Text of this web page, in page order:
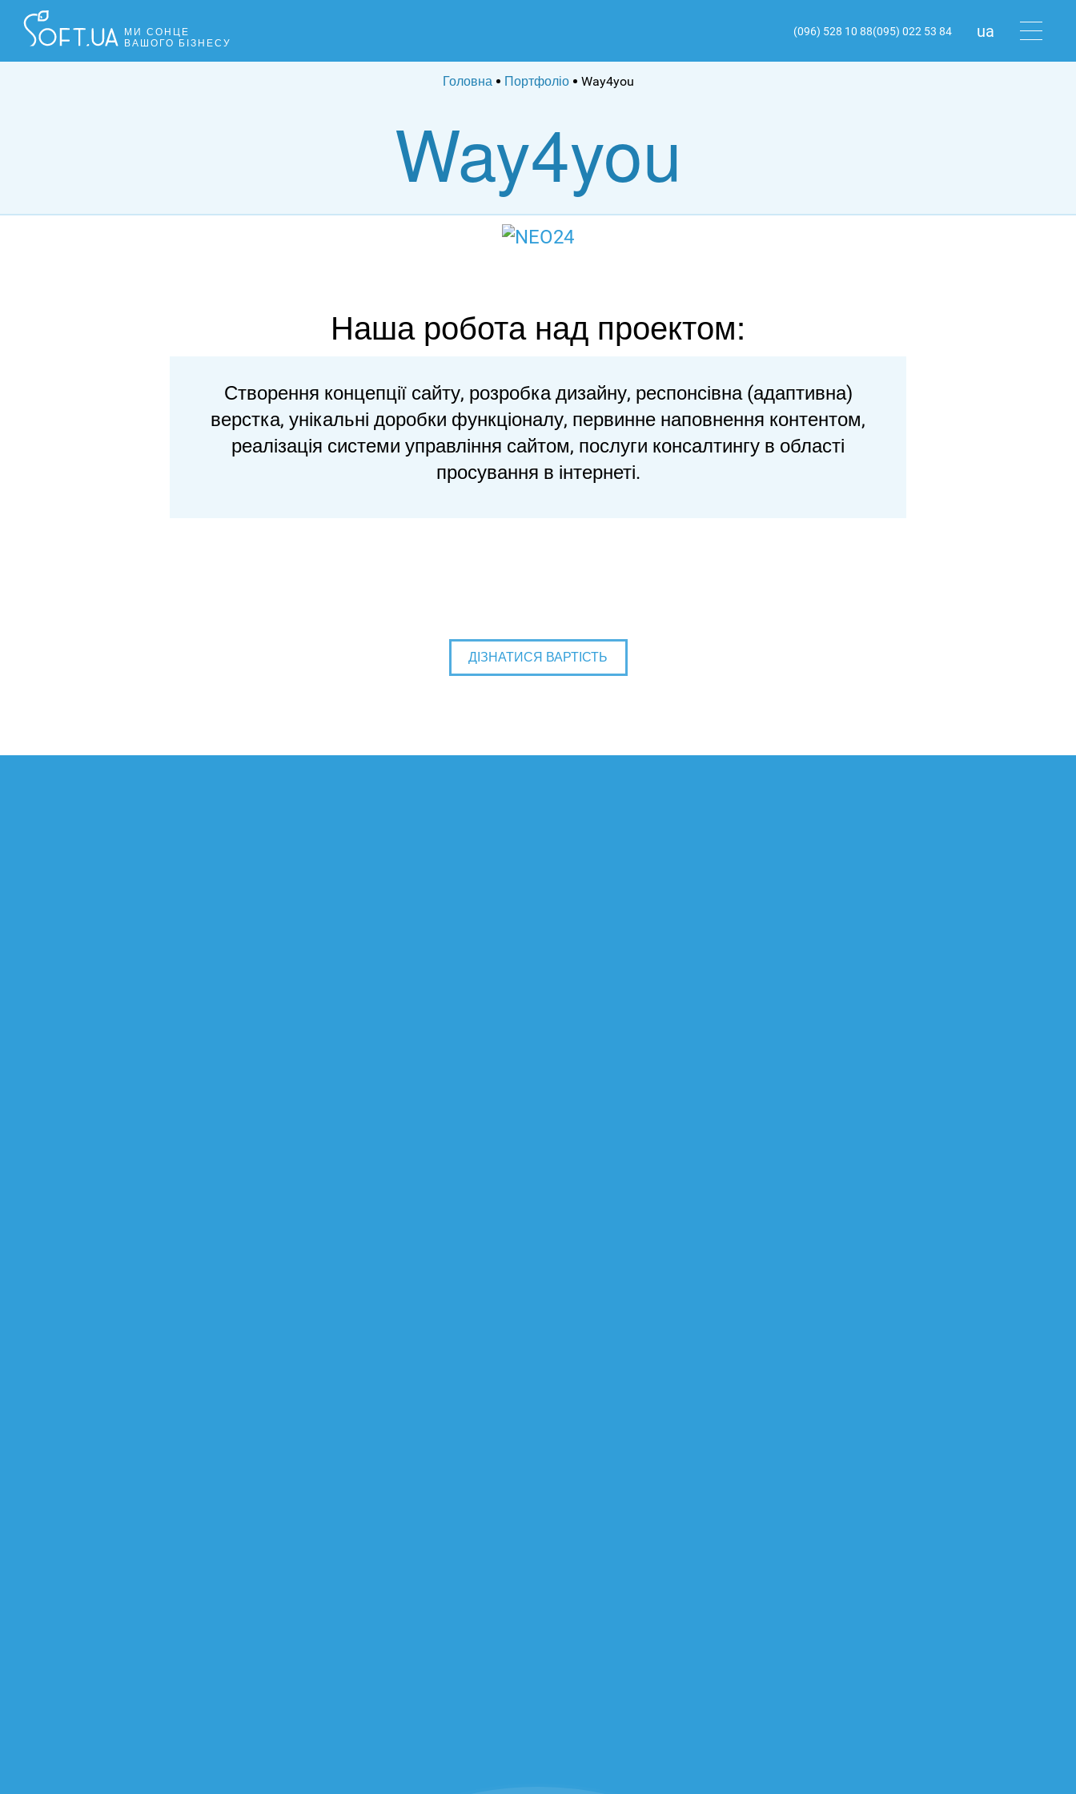
МИ СОНЦЕ
ВАШОГО БІЗНЕСУ
(096) 528 10 88(095) 022 53 84
ua
Головна Портфоліо Way4you
Way4you
Наша робота над проектом:
Створення концепції сайту, розробка дизайну, респонсівна (адаптивна)
верстка, унікальні доробки функціоналу, первинне наповнення контентом,
реалізація системи управління сайтом, послуги консалтингу в області
просування в інтернеті.
ДІЗНАТИСЯ ВАРТІСТЬ